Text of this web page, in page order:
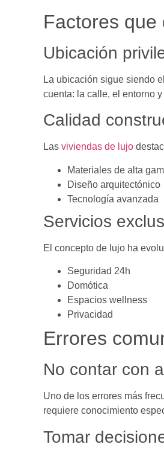
Factores que
Ubicación
La ubicación sigue siendo
cuenta: la calle, el entorno
Calidad
Las viviendas de lujo
Materiales de alta
Diseño arquitectónico
Tecnología avanzada
Servicios
El concepto de lujo ha
Seguridad 24h
Domótica
Espacios wellness
Privacidad
Errores
No contar con
Uno de los errores más
requiere conocimiento
Tomar